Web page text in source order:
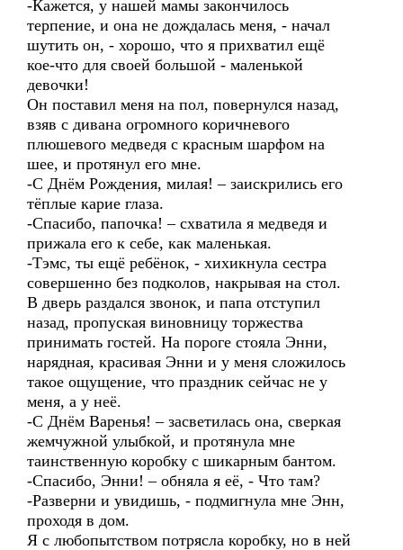
-Кажется, у нашей мамы закончилось
терпение, и она не дождалась меня, - начал
шутить он, - хорошо, что я прихватил ещё
кое-что для своей большой - маленькой
девочки!
Он поставил меня на пол, повернулся назад,
взяв с дивана огромного коричневого
плюшевого медведя с красным шарфом на
шее, и протянул его мне.
-С Днём Рождения, милая! – заискрились его
тёплые карие глаза.
-Спасибо, папочка! – схватила я медведя и
прижала его к себе, как маленькая.
-Тэмс, ты ещё ребёнок, - хихикнула сестра
совершенно без подколов, накрывая на стол.
В дверь раздался звонок, и папа отступил
назад, пропуская виновницу торжества
принимать гостей. На пороге стояла Энни,
нарядная, красивая Энни и у меня сложилось
такое ощущение, что праздник сейчас не у
меня, а у неё.
-С Днём Варенья! – засветилась она, сверкая
жемчужной улыбкой, и протянула мне
таинственную коробку с шикарным бантом.
-Спасибо, Энни! – обняла я её, - Что там?
-Разверни и увидишь, - подмигнула мне Энн,
проходя в дом.
Я с любопытством потрясла коробку, но в ней